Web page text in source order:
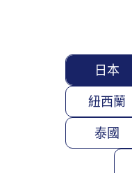
日本
紐西蘭
泰國